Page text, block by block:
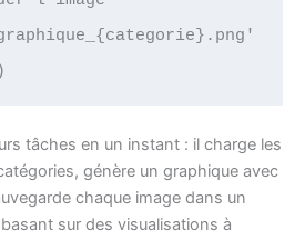
tâches en un instant : il charge les
génère un graphique avec
chaque image dans un
sur des visualisations à